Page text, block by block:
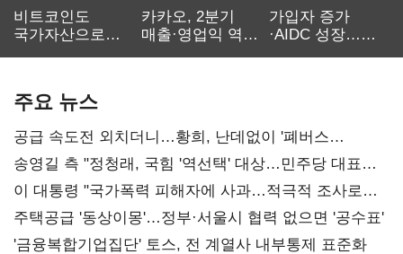
비트코인도
국가자산으로…'
카카오, 2분기
매출·영업익 역대
가입자 증가
·AIDC 성장…
주요 뉴스
공급 속도전 외치더니…황희, 난데없이 '폐버스
리모델링' 제안
송영길 측 "정청래, 국힘 '역선택' 대상…민주당 대표로
총선 지휘 못해"
이 대통령 "국가폭력 피해자에 사과…적극적 조사로
진실 밝혀야"
주택공급 '동상이몽'…정부·서울시 협력 없으면 '공수표'
'금융복합기업집단' 토스, 전 계열사 내부통제 표준화